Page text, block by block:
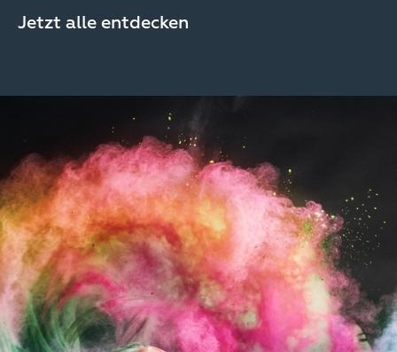
Jetzt alle entdecken